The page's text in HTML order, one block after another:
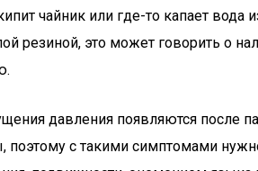
чайник или где-то капает
резиной, это может говорить о
давления появляются после
с такими симптомами